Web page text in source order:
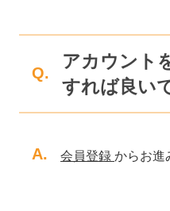
Q.
アカウント
すれば良い
A. 会員登録 からお進